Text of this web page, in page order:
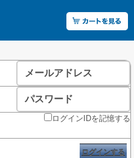
メールアドレス
パスワード
ログインIDを記憶する
ログインする